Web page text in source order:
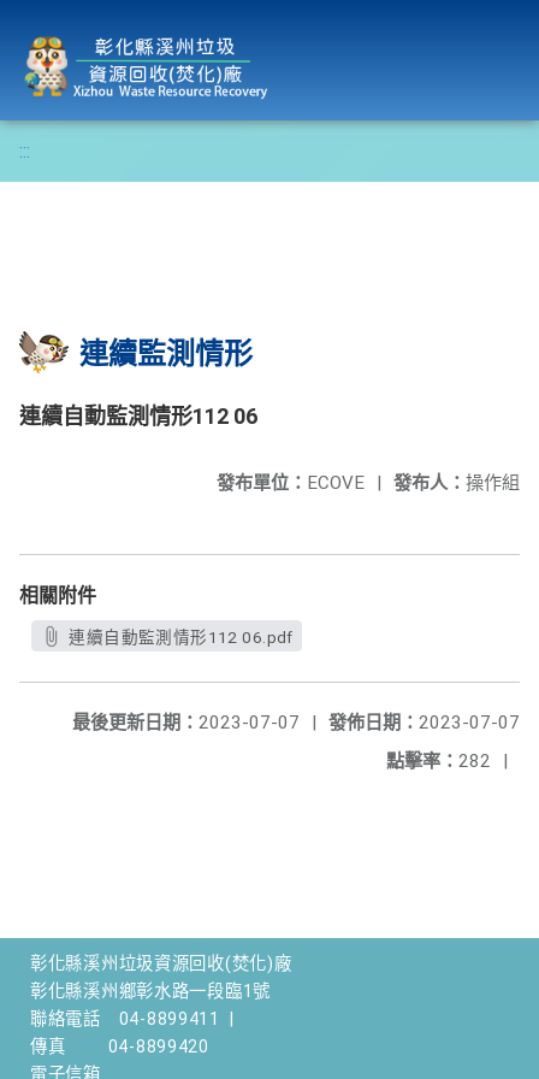
:::
連續監測情形
連續自動監測情形112 06
發布人： 操作組
發布單位： ECOVE |
相關附件
連續自動監測情形112 06.pdf
發佈日期： 2023-07-07
最後更新日期： 2023-07-07
|
點擊率： 282 |
彰化縣溪州垃圾資源回收(焚化)廠
彰化縣溪州鄉彰水路一段臨1號
聯絡電話
04-8899411
傳真
04-8899420
電子信箱